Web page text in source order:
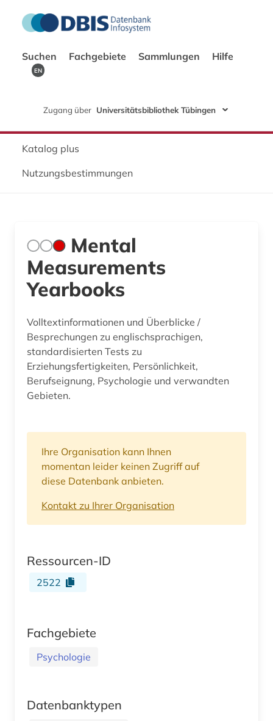
Suchen Fachgebiete Sammlungen Hilfe
EN
Zugang über Universitätsbibliothek Tübingen
Katalog plus
Nutzungsbestimmungen
Mental
Measurements
Yearbooks
Volltextinformationen und Überblicke /
Besprechungen zu englischsprachigen,
standardisierten Tests zu
Erziehungsfertigkeiten, Persönlichkeit,
Berufseignung, Psychologie und verwandten
Gebieten.
Ihre Organisation kann Ihnen
momentan leider keinen Zugriff auf
diese Datenbank anbieten.
Kontakt zu Ihrer Organisation
Ressourcen-ID
2522
Fachgebiete
Psychologie
Datenbanktypen